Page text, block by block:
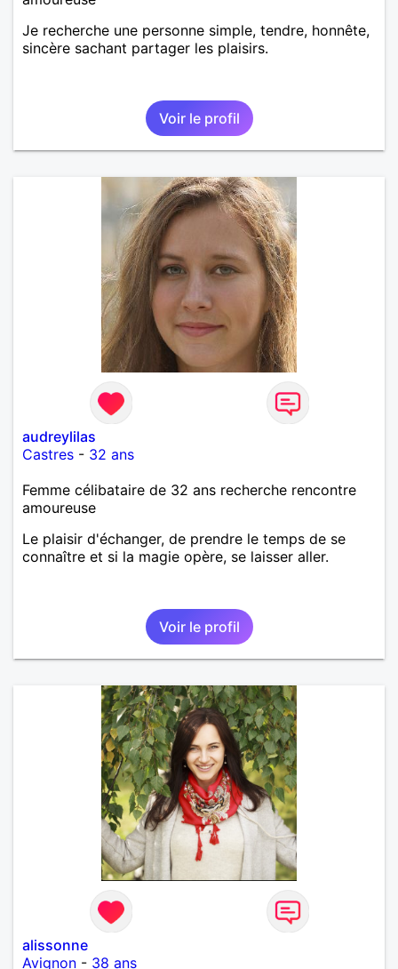
Je recherche une personne simple, tendre, honnête,
sincère sachant partager les plaisirs.
Voir le profil
audreylilas
Castres - 32 ans
Femme célibataire de 32 ans recherche rencontre
amoureuse
Le plaisir d'échanger, de prendre le temps de se
connaître et si la magie opère, se laisser aller.
Voir le profil
alissonne
Avignon - 38 ans